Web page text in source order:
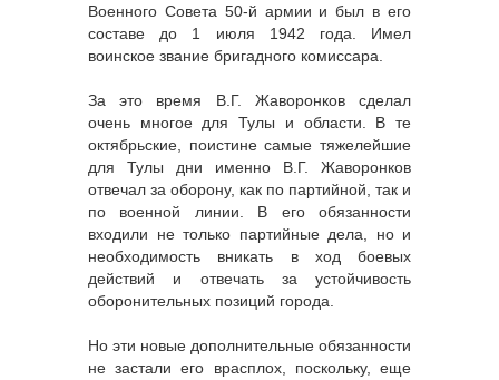
Военного Совета 50-й армии и был в его
составе до 1 июля 1942 года. Имел
воинское звание бригадного комиссара.
За это время В.Г. Жаворонков сделал
очень многое для Тулы и области. В те
октябрьские, поистине самые тяжелейшие
для Тулы дни именно В.Г. Жаворонков
отвечал за оборону, как по партийной, так и
по военной линии. В его обязанности
входили не только партийные дела, но и
необходимость вникать в ход боевых
действий и отвечать за устойчивость
оборонительных позиций города.
Но эти новые дополнительные обязанности
не застали его врасплох, поскольку, еще